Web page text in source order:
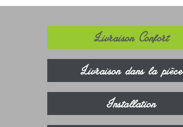
Livraison Confort
Livraison dans la pièce
Installation